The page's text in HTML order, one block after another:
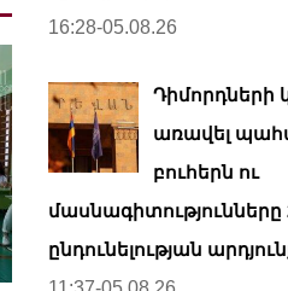
16:28-05.08.26
Դիմորդների
առավել
բուհերն ու
մասնագիտությունները
ընդունելության